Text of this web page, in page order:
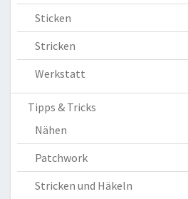
Sticken
Stricken
Werkstatt
Tipps & Tricks
Nähen
Patchwork
Stricken und Häkeln